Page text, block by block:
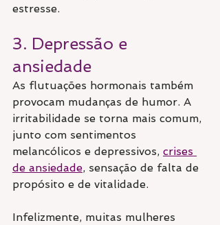
estresse.
3. Depressão e
ansiedade
As flutuações hormonais também
provocam mudanças de humor. A
irritabilidade se torna mais comum,
junto com sentimentos
melancólicos e depressivos, crises
de ansiedade, sensação de falta de
propósito e de vitalidade.
Infelizmente, muitas mulheres